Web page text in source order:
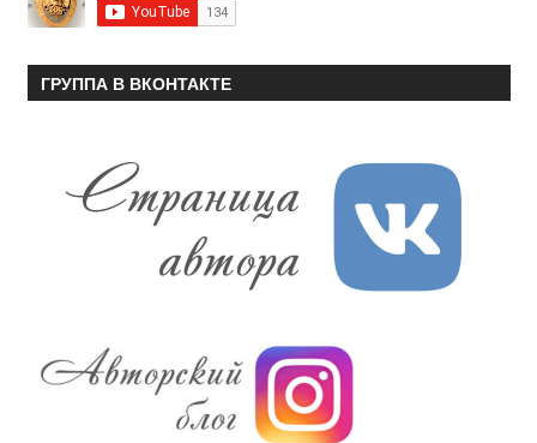
ГРУППА В ВКОНТАКТЕ